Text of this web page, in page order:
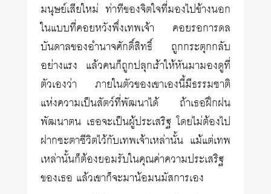
มนุษย์เสียใหม่ ท่าทีของจิต​ใจที่มองไปข้างนอก
ในแบบที่คอยหวังพึ่งเทพเจ้า คอยรอการดล
บันดาลของอำนาจศักดิ์สิทธิ์ ถูกกระตุกกลับ
อย่างแรง แล้วคนก็ถูกปลุกเร้าให้หันมามองดูที่
ตัวเองว่า ภายในตัวของเขาเองนี้มีธรรมชาติ
แห่งความเป็นสัตว์ที่พัฒนาได้ ถ้าเธอฝึกฝน
พัฒนาตน เธอจะเป็นผู้ประเสริฐ โดยไม่ต้องไป
ฝากชะตาชีวิตไว้กับเทพเจ้าเหล่านั้น แม้แต่เทพ
เหล่านั้นก็ต้องยอมรับในคุณค่าความประเสริฐ
ของเธอ แล้วเขาก็จะมาน้อมนมัสการเอง